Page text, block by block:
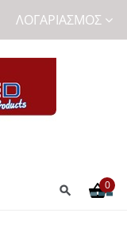
ΛΟΓΑΡΙΑΣΜΌΣ
0